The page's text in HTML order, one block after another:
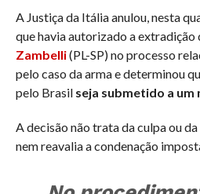
A Justiça da Itália anulou, nesta
que havia autorizado a extradição
Zambelli(PL-SP) no processo
pelo caso da arma e determinou
pelo Brasil seja submetido a
A decisão não trata da culpa ou
nem reavalia a condenação